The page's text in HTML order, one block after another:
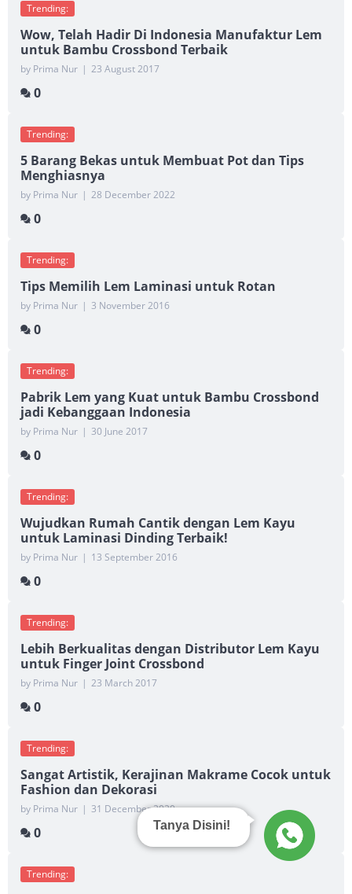
Trending:
Wow, Telah Hadir Di Indonesia Manufaktur Lem
untuk Bambu Crossbond Terbaik
by Prima Nur | 23 August 2017
0
Trending:
5 Barang Bekas untuk Membuat Pot dan Tips
Menghiasnya
by Prima Nur | 28 December 2022
0
Trending:
Tips Memilih Lem Laminasi untuk Rotan
by Prima Nur | 3 November 2016
0
Trending:
Pabrik Lem yang Kuat untuk Bambu Crossbond
jadi Kebanggaan Indonesia
by Prima Nur | 30 June 2017
0
Trending:
Wujudkan Rumah Cantik dengan Lem Kayu
untuk Laminasi Dinding Terbaik!
by Prima Nur | 13 September 2016
0
Trending:
Lebih Berkualitas dengan Distributor Lem Kayu
untuk Finger Joint Crossbond
by Prima Nur | 23 March 2017
0
Trending:
Sangat Artistik, Kerajinan Makrame Cocok untuk
Fashion dan Dekorasi
by Prima Nur | 31 December 2020
0
Trending:
Tanya Disini!